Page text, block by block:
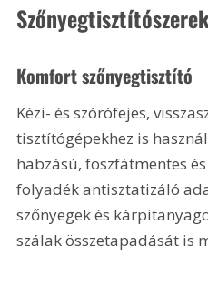
Komfort szőnyegtisztító
Kézi- és szórófejes,
tisztítógépekhez is
habzású, foszfátmentes
folyadék antisztatizáló
szőnyegek és
szálak összetapadását is